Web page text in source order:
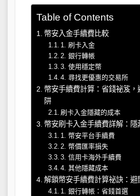
Table of Contents
幣安入金手續費比較
1. 刷卡入金
2. 銀行轉帳
3. 使用穩定幣
4. 尋找更優惠的交易所
幣安手續費計算：省錢祕笈，
阱
刷卡入金隱藏的成本
幣安刷卡入金手續費詳解：隱
1. 幣安平台手續費
2. 幣價匯率損失
3. 信用卡海外手續費
4. 其他隱藏成本
解鎖幣安手續費計算祕訣：避
1. 銀行轉帳：省錢首選